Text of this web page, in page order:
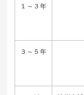
１～３年
３～５年